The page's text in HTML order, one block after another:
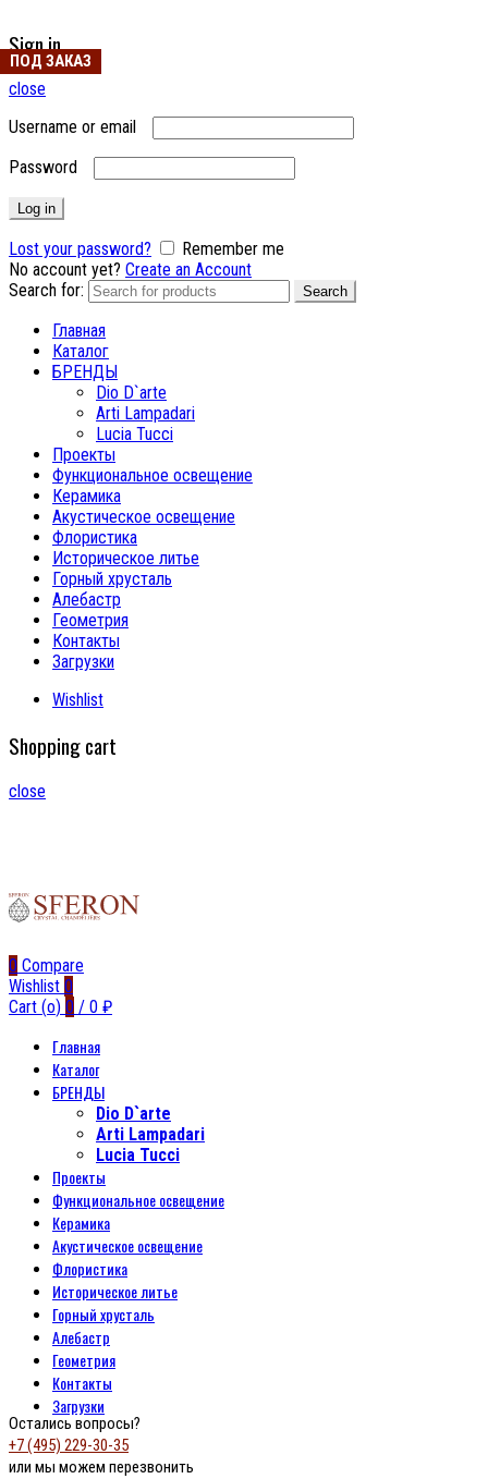
Sign in
close
Username or email
Password
Log in
Lost your password?
Remember me
No account yet? Create an Account
Search for:
Search
Главная
Каталог
БРЕНДЫ
Dio D`arte
Arti Lampadari
Lucia Tucci
Проекты
Функциональное освещение
Керамика
Акустическое освещение
Флористика
Историческое литье
Горный хрусталь
Алебастр
Геометрия
Контакты
Загрузки
Wishlist
Shopping cart
close
0 Compare
Wishlist 0
Cart (o) 0 / 0 ₽
Главная
Каталог
БРЕНДЫ
Dio D`arte
Arti Lampadari
Lucia Tucci
Проекты
Функциональное освещение
Керамика
Акустическое освещение
Флористика
Историческое литье
Горный хрусталь
Алебастр
Геометрия
Контакты
Загрузки
Остались вопросы?
+7 (495) 229-30-35
или мы можем перезвонить
ПОД ЗАКАЗ
ПОД ЗАКАЗ